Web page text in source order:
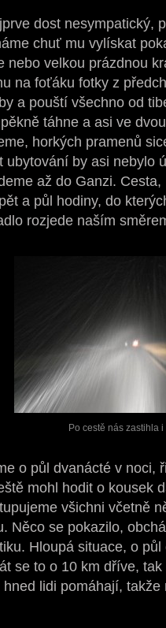
dost nesympatický,
chuť mu vylískat
nebo velkou prázdnou
na foťáku fotky z
a pouští všechno od
táhne a asi ve
horkých pramenů
ubytování by asi nebylo
až do Ganzi.
a půl hodiny, do
rozjede naším
Po cestě nás zastihla
o půl dvanácté v noci,
mohl hodit o kousek
všichni včetně
Něco se pokazilo,
Hloupá situace, o
se to o 10 km dříve,
lidi pomáhají,